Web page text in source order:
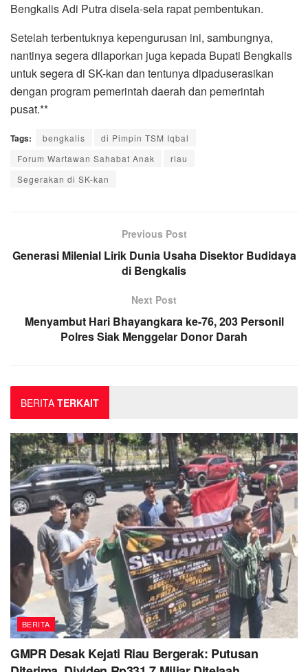
Bengkalis Adi Putra disela-sela rapat pembentukan.
Setelah terbentuknya kepengurusan ini, sambungnya,
nantinya segera dilaporkan juga kepada Bupati Bengkalis
untuk segera di SK-kan dan tentunya dipaduserasikan
dengan program pemerintah daerah dan pemerintah
pusat.**
Tags: bengkalis
di Pimpin TSM Iqbal
Forum Wartawan Sahabat Anak
riau
Segerakan di SK-kan
Previous Post
Generasi Milenial Lirik Dunia Usaha Disektor Budidaya
di Bengkalis
Next Post
Menyambut Hari Bhayangkara ke-76, 203 Personil
Polres Siak Menggelar Donor Darah
BERITA TERKAIT
BERITA
GMPR Desak Kejati Riau Bergerak: Putusan